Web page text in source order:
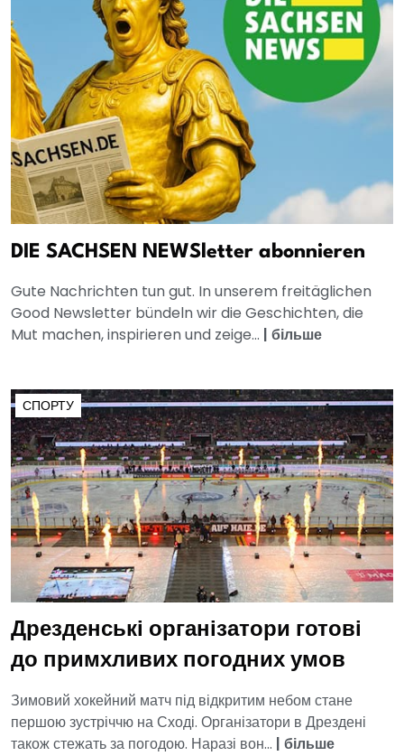
DIE SACHSEN NEWSletter abonnieren
Gute Nachrichten tun gut. In unserem freitäglichen
Good Newsletter bündeln wir die Geschichten, die
Mut machen, inspirieren und zeige... | більше
СПОРТУ
Дрезденські організатори готові
до примхливих погодних умов
Зимовий хокейний матч під відкритим небом стане
першою зустріччю на Сході. Організатори в Дрездені
також стежать за погодою. Наразі вон... | більше